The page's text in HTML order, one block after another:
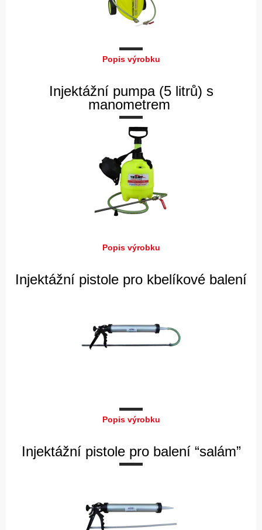
Popis výrobku
Injektážní pumpa (5 litrů) s
manometrem
Popis výrobku
Injektážní pistole pro kbelíkové balení
Popis výrobku
Injektážní pistole pro balení “salám”